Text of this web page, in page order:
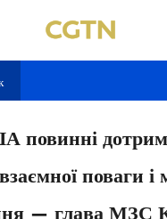
повинні
поваги і
— глава МЗС